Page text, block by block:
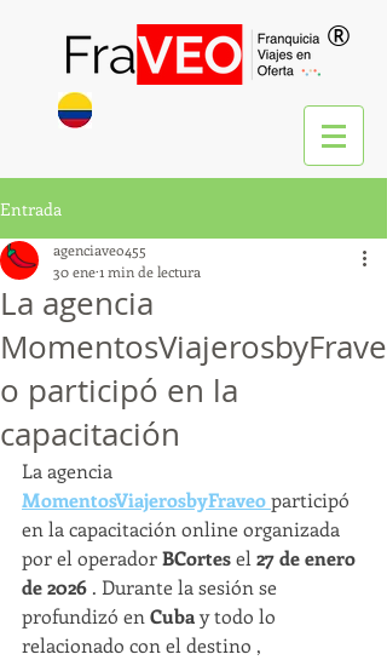
®
Entrada
La agencia
MomentosViajerosbyFrave
o participó en la
capacitación
agenciaveo455
30 ene1 min de lectura
La agencia
MomentosViajerosbyFraveoparticipó
en la capacitación online organizada
por el operador BCortes el 27 de enero
de 2026 . Durante la sesión se
profundizó en Cuba y todo lo
relacionado con el destino ,